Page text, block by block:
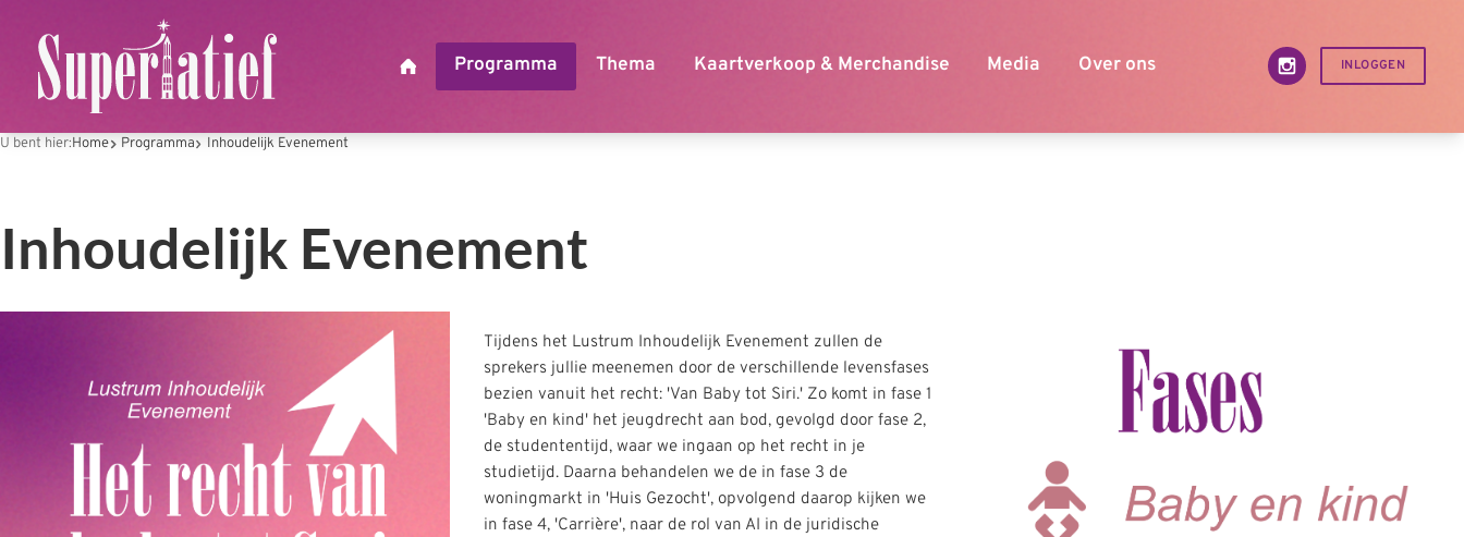
INLOGGEN
U bent hier:Home Programma Inhoudelijk Evenement
Inhoudelijk Evenement
Tijdens het Lustrum Inhoudelijk Evenement zullen de
sprekers jullie meenemen door de verschillende levensfases
bezien vanuit het recht: 'Van Baby tot Siri.' Zo komt in fase 1
'Baby en kind' het jeugdrecht aan bod, gevolgd door fase 2,
de studententijd, waar we ingaan op het recht in je
studietijd. Daarna behandelen we de in fase 3 de
woningmarkt in 'Huis Gezocht', opvolgend daarop kijken we
in fase 4, 'Carrière', naar de rol van AI in de juridische